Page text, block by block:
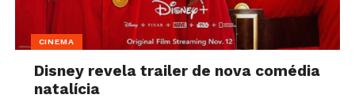
CINEMA
Disney revela trailer de nova comédia
natalícia